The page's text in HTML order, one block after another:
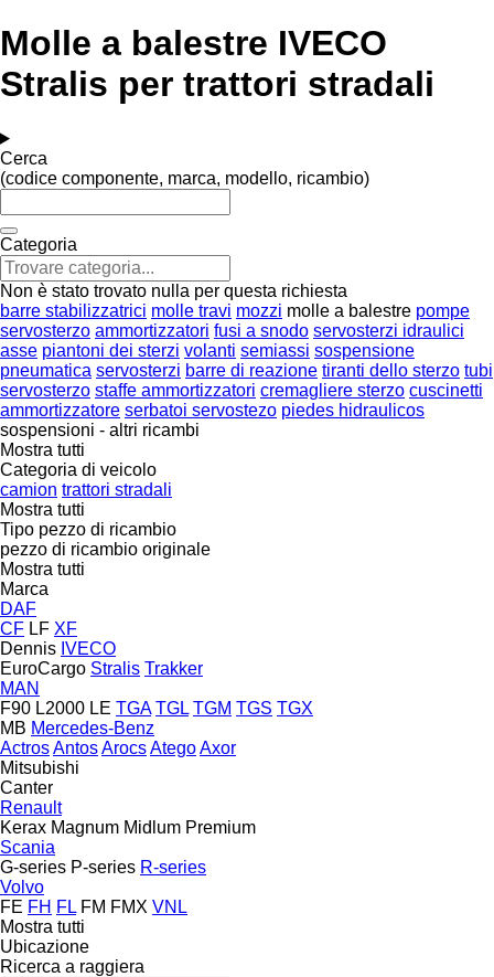
Molle a balestre IVECO
Stralis per trattori stradali
Cerca
(codice componente, marca, modello, ricambio)
Categoria
Non è stato trovato nulla per questa richiesta
barre stabilizzatrici molle travi mozzi molle a balestre pompe
servosterzo ammortizzatori fusi a snodo servosterzi idraulici
asse piantoni dei sterzi volanti semiassi sospensione
pneumatica servosterzi barre di reazione tiranti dello sterzo tubi
servosterzo staffe ammortizzatori cremagliere sterzo cuscinetti
ammortizzatore serbatoi servostezo piedes hidraulicos
sospensioni - altri ricambi
Mostra tutti
Categoria di veicolo
camion trattori stradali
Mostra tutti
Tipo pezzo di ricambio
pezzo di ricambio originale
Mostra tutti
Marca
DAF
CF LF XF
Dennis IVECO
EuroCargo Stralis Trakker
MAN
F90 L2000 LE TGA TGL TGM TGS TGX
MB Mercedes-Benz
ActrosAntosArocsAtegoAxor
Mitsubishi
Canter
Renault
Kerax Magnum Midlum Premium
Scania
G-series P-series R-series
Volvo
FE FH FL FM FMX VNL
Mostra tutti
Ubicazione
Ricerca a raggiera